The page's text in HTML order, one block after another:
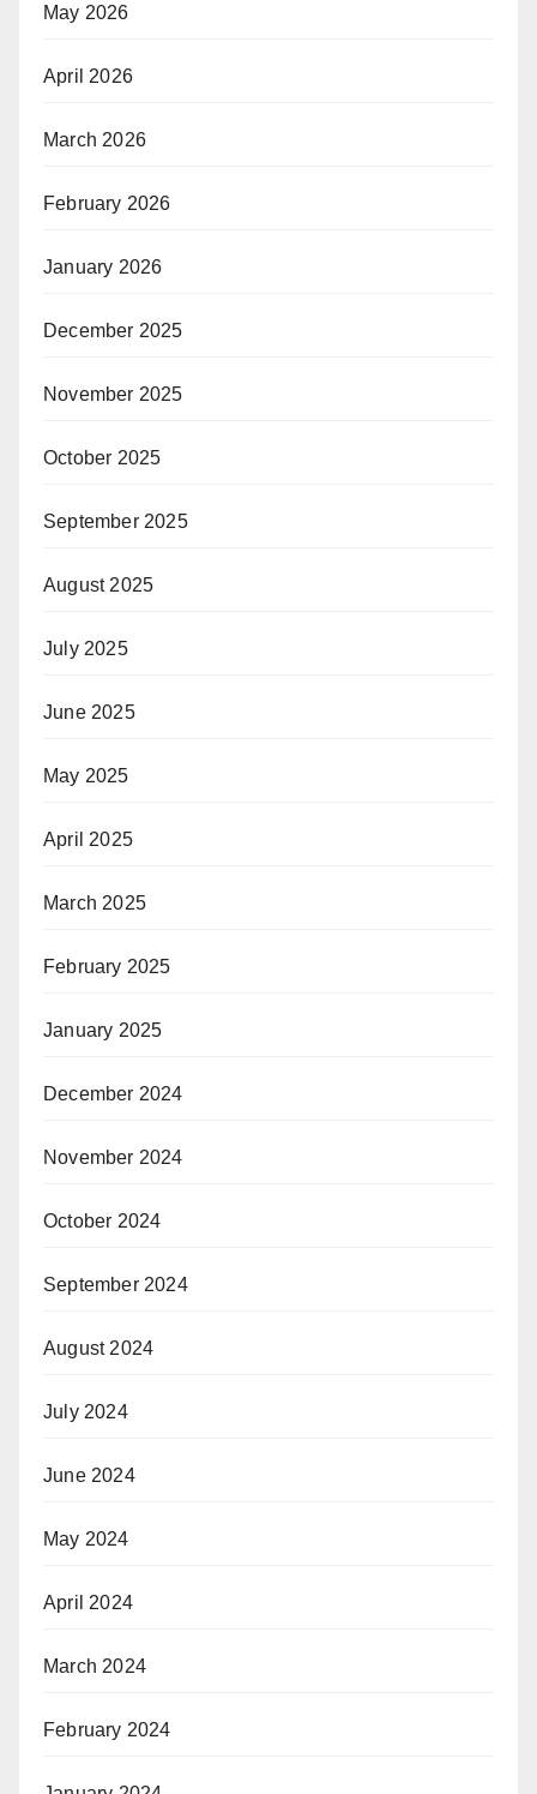
May 2026
April 2026
March 2026
February 2026
January 2026
December 2025
November 2025
October 2025
September 2025
August 2025
July 2025
June 2025
May 2025
April 2025
March 2025
February 2025
January 2025
December 2024
November 2024
October 2024
September 2024
August 2024
July 2024
June 2024
May 2024
April 2024
March 2024
February 2024